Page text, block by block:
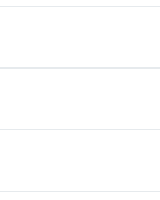
Главная